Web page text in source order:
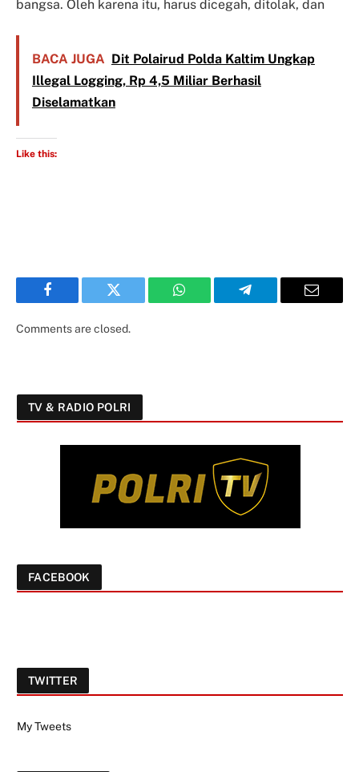
bangsa. Oleh karena itu, harus dicegah, ditolak, dan
BACA JUGA Dit Polairud Polda Kaltim Ungkap
Illegal Logging, Rp 4,5 Miliar Berhasil
Diselamatkan
Like this:
Facebook Twitter WhatsApp Telegram Email
Comments are closed.
TV & RADIO POLRI
FACEBOOK
TWITTER
My Tweets